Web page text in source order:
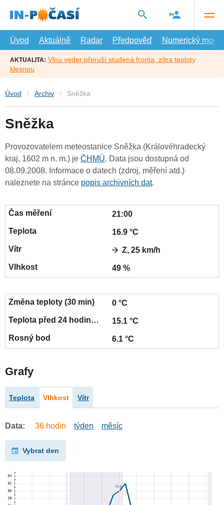
hlavní
Úvod
Aktuálně Radar Předpověď Numerický model
AKTUALITA: Vlnu veder přeruší studená fronta, zítra teploty
klesnou
Úvod Archiv Sněžka
Sněžka
Provozovatelem meteostanice Sněžka (Královéhradecký
kraj, 1602 m n. m.) je ČHMÚ. Data jsou dostupná od
08.09.2008. Informace o datech (zdroj, měření atd.)
naleznete na stránce popis archivních dat.
21:00
16.9 °C
Z, 25 km/h
49 %
0 °C
15.1 °C
6.1 °C
Grafy
Teplota Vlhkost Vítr
Data: 36 hodin týden měsíc
Vybrat den